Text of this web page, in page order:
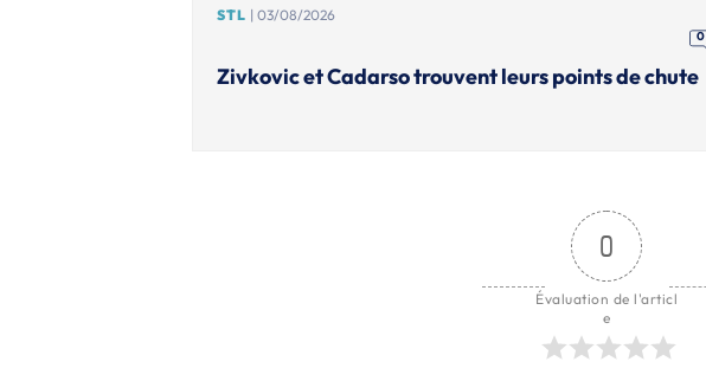
STL | 03/08/2026
0
Zivkovic et Cadarso trouvent leurs points de chute
0
Évaluation de l'articl
e